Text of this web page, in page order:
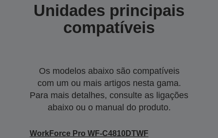
Unidades principais
compatíveis
Os modelos abaixo são compatíveis
com um ou mais artigos nesta gama.
Para mais detalhes, consulte as ligações
abaixo ou o manual do produto.
WorkForce Pro WF-C4810DTWF